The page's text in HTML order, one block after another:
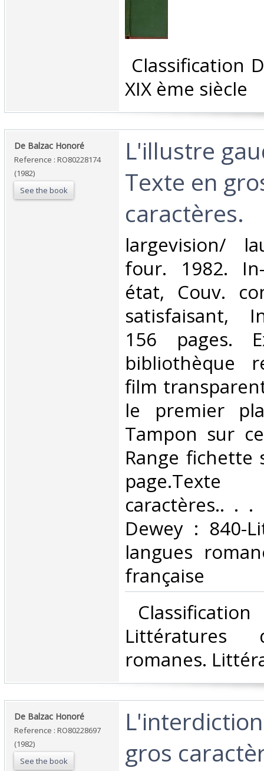
Classification
XIX ème siècle‎
‎De Balzac Honoré‎
Reference : RO80228174
(1982)
See the book
‎L'illustre
Texte en
caractères.‎
‎largevision/
four. 1982.
état, Couv.
satisfaisant,
156 pages.
bibliothèque
film
le premier
Tampon sur
Range fichette
caractères.. . .
Dewey : 840-
langues
française‎
Littératures
romanes.
‎De Balzac Honoré‎
Reference : RO80228697
(1982)
See the book
gros